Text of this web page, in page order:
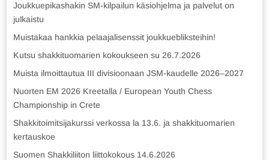
Joukkuepikashakin SM-kilpailun käsiohjelma ja palvelut on
julkaistu
Muistakaa hankkia pelaajalisenssit joukkuebliksteihin!
Kutsu shakkituomarien kokoukseen su 26.7.2026
Muista ilmoittautua III divisioonaan JSM-kaudelle 2026–2027
Nuorten EM 2026 Kreetalla / European Youth Chess
Championship in Crete
Shakkitoimitsijakurssi verkossa la 13.6. ja shakkituomarien
kertauskoe
Suomen Shakkiliiton liittokokous 14.6.2026